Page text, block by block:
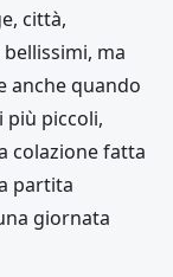
città,
ma
anche quando
piccoli,
colazione fatta
partita
giornata